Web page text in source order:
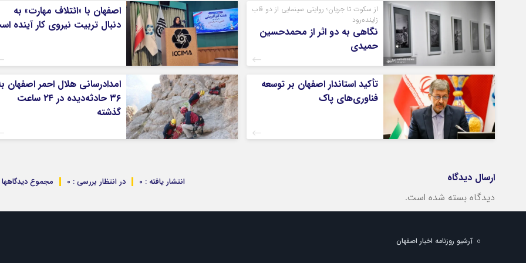
از سکوت تا جریان؛ روایتی سینمایی از دو قاب
زاینده‌رود
نگاهی به دو اثر از محمدحسین
حمیدی
اصفهان با «ائتلاف مهارت» به
دنبال تربیت نیروی کار آینده
تأکید استاندار اصفهان بر توسعه
فناوری‌های پاک
امدادرسانی هلال احمر اصفهان
۳۶ حادثه‌دیده در ۲۴ ساعت
گذشته
ارسال دیدگاه مجموع دیدگاهها در انتظار بررسی : 0 انتشار یافته : ۰
دیدگاه بسته شده است.
آرشیو روزنامه اخبار اصفهان